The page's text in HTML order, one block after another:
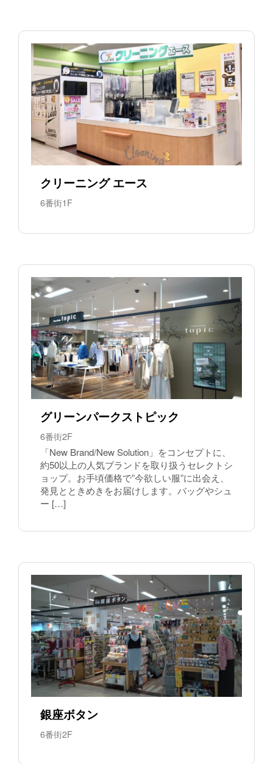
クリーニング エース
6番街1F
グリーンパークストピック
6番街2F
「New Brand/New Solution」をコンセプトに、
約50以上の人気ブランドを取り扱うセレクトシ
ョップ。お手頃価格で”今欲しい服”に出会え、
発見とときめきをお届けします。バッグやシュ
ー […]
銀座ボタン
6番街2F